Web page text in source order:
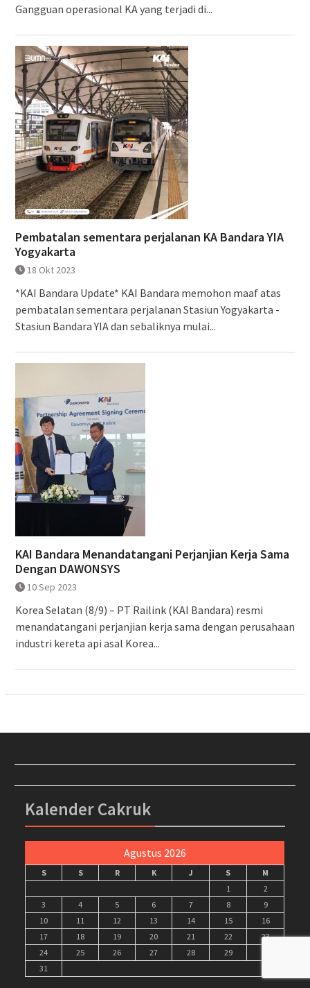
Gangguan operasional KA yang terjadi di...
Pembatalan sementara perjalanan KA Bandara YIA
Yogyakarta
18 Okt 2023
*KAI Bandara Update* KAI Bandara memohon maaf atas
pembatalan sementara perjalanan Stasiun Yogyakarta -
Stasiun Bandara YIA dan sebaliknya mulai...
KAI Bandara Menandatangani Perjanjian Kerja Sama
Dengan DAWONSYS
10 Sep 2023
Korea Selatan (8/9) – PT Railink (KAI Bandara) resmi
menandatangani perjanjian kerja sama dengan perusahaan
industri kereta api asal Korea...
Kalender Cakruk
Agustus 2026
S S R K J S
M
1
2
3
4 5 6 7 8
9
10
11 12 13 14 15
16
17
18 19 20 21 22
23
24
25 26 27 28 29
31